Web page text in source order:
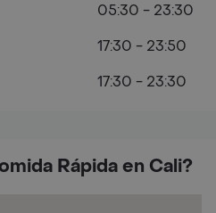
Rápida en Cali?
05:30 - 23:30
17:30 - 23:50
17:30 - 23:30